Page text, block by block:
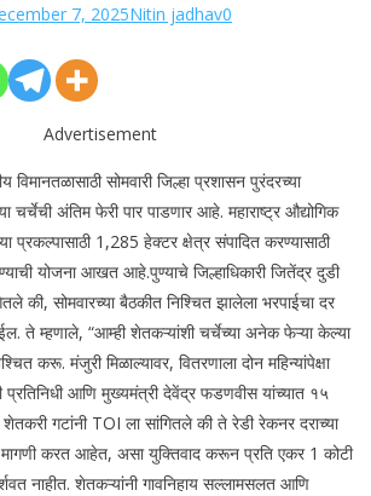
7, 2025Nitin jadhav0
Advertisement
विमानतळासाठी सोमवारी जिल्हा प्रशासन पुरंदरच्या
चर्चेची अंतिम फेरी पार पाडणार आहे. महाराष्ट्र औद्योगिक
1,285 हेक्टर क्षेत्र संपादित करण्यासाठी
योजना आखत आहे.पुण्याचे जिल्हाधिकारी जितेंद्र दुडी
की, सोमवारच्या बैठकीत निश्चित झालेला भरपाईचा दर
ते म्हणाले, “आम्ही शेतकऱ्यांशी चर्चेच्या अनेक फेऱ्या केल्या
करू. मंजुरी मिळाल्यावर, वितरणाला दोन महिन्यांपेक्षा
आणि मुख्यमंत्री देवेंद्र फडणवीस यांच्यात १५
शेतकरी गटांनी TOI ला सांगितले की ते रेडी रेकनर दराच्या
मागणी करत आहेत, असा युक्तिवाद करून प्रति एकर 1 कोटी
नाहीत. शेतकऱ्यांनी गावनिहाय सल्लामसलत आणि